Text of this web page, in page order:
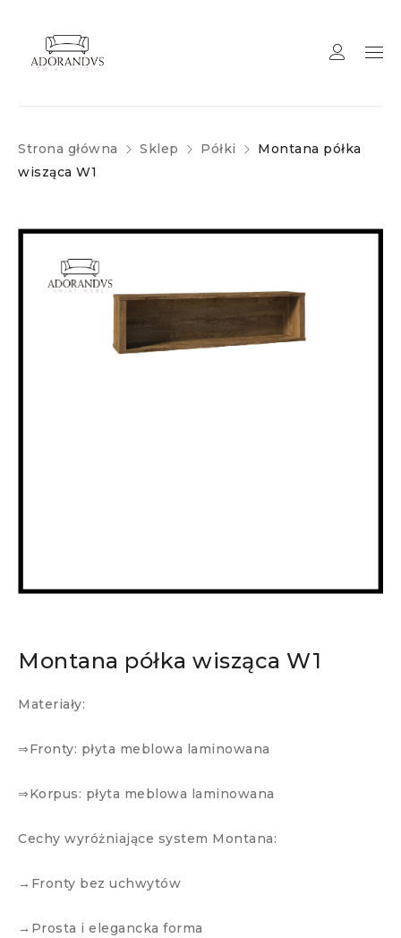
Strona główna Sklep Półki
Montana półka
wisząca W1
Montana półka wisząca W1
Materiały:
⇒Fronty: płyta meblowa laminowana
⇒Korpus: płyta meblowa laminowana
Cechy wyróżniające system Montana:
→Fronty bez uchwytów
→Prosta i elegancka forma